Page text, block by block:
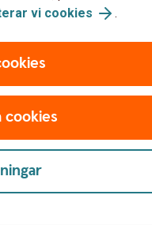
vi cookies .
cookies